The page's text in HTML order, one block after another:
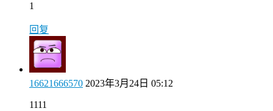
1
回复
16621666570 2023年3月24日 05:12
1111